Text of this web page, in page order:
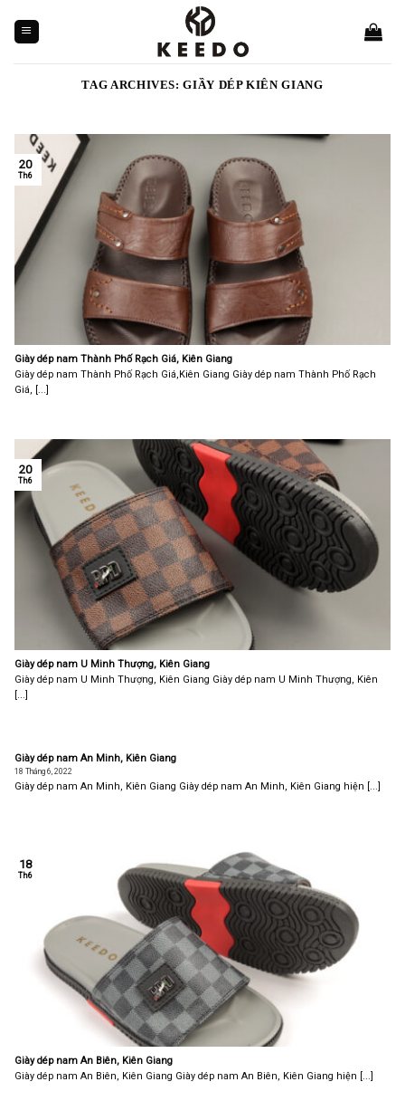
content
TAG ARCHIVES:GIẦY DÉP KIÊN GIANG
Giày dép nam Thành Phố Rạch Giá, Kiên Giang
Giày dép nam Thành Phố Rạch Giá,Kiên Giang Giày dép nam Thành Phố Rạch
Giá, [...]
20
Th6
Giày dép nam U Minh Thượng, Kiên Giang
Giày dép nam U Minh Thượng, Kiên Giang Giày dép nam U Minh Thượng, Kiên
[...]
20
Th6
Giày dép nam An Minh, Kiên Giang
18 Tháng 6, 2022
Giày dép nam An Minh, Kiên Giang Giày dép nam An Minh, Kiên Giang hiện [...]
Giày dép nam An Biên, Kiên Giang
Giày dép nam An Biên, Kiên Giang Giày dép nam An Biên, Kiên Giang hiện [...]
18
Th6